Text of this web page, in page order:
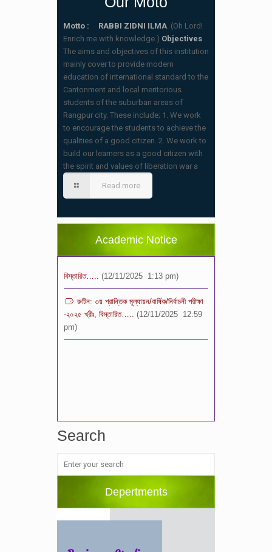
Motto : RABBI ZIDNI ILMA. (Oh Lord!
Enrich me with knowledge.) Objectives
The aims and objectives of this institution
mainly cover to provide modern
education of international standard to the
Cantonment and local meritorious
students of the suburban areas of
Rangpur city. These include; 1. We work
to encourage the students to achieve the
qualities of a good citizen. 2. We work to
build our learners as a good citizen with
the spirit and values of liberation war a
Read more
Academic Notice
স্কুলের ছুটির তালিকা ও বর্ষপঞ্জি – ২০২৬
(20/07/2026 2:14 pm)
২০২৬ শিক্ষাবর্ষে ভর্তি পুন: বিজ্ঞপ্তিঃ শিশু থেকে নবম
(11/12/2025 2:38 pm)
রুটিন: ৩য় প্রান্তিক মূল্যায়ন/বার্ষিক/নির্বাচনী পরীক্ষা
-২০২৫ খ্রীঃ, বিস্তারিত….. (12/11/2025 12:59
pm)
Search
Depertments